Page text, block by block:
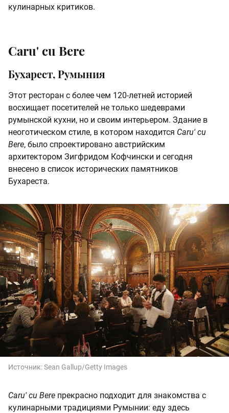
кулинарных критиков.
Caru' cu Bere
Бухарест, Румыния
Этот ресторан с более чем 120-летней историей
восхищает посетителей не только шедеврами
румынской кухни, но и своим интерьером. Здание в
неоготическом стиле, в котором находится Caru' cu
Bere, было спроектировано австрийским
архитектором Зигфридом Кофчински и сегодня
внесено в список исторических памятников
Бухареста.
Источник:Sean Gallup/Getty Images
Caru' cu Bere прекрасно подходит для знакомства с
кулинарными традициями Румынии: еду здесь